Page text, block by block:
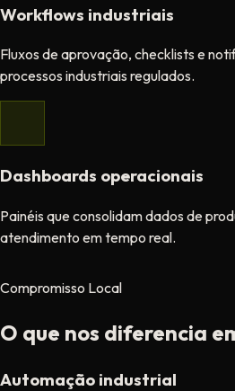
Workflows industriais
Fluxos de aprovação, checklists e
processos industriais regulados.
Dashboards operacionais
Painéis que consolidam dados de
atendimento em tempo real.
Compromisso Local
O que nos diferencia
Automação industrial